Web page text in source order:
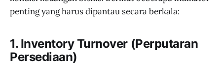
penting yang harus dipantau secara berkala:
1. Inventory Turnover (Perputaran
Persediaan)